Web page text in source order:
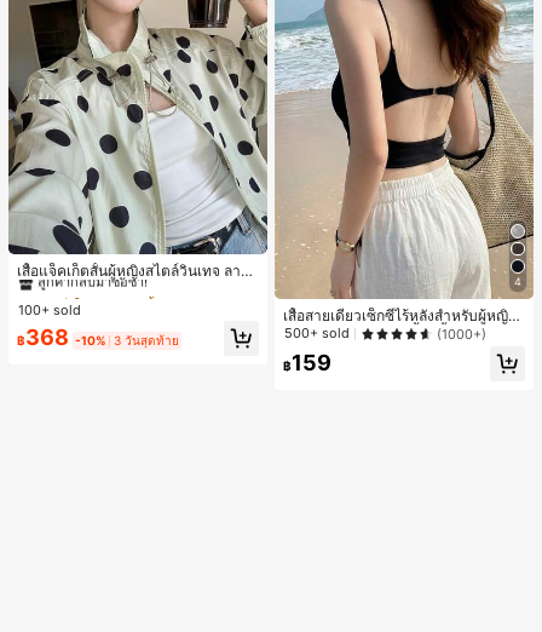
เสื้อแจ็คเก็ตสั้นผู้หญิงสไตล์วินเทจ ลายจุ
ดขนาดใหญ่ คอตั้ง เอวเข้ารูป แขนพอง
ทรงหลวม แฟชั่นอเนกประสงค์ สำหรับใ
#1 ขายดี
ใน กระเป๋า เสื้อคลุมลำลอง
ลูกค้ากลับมาซื้อซ้ำ!
#1 ขายดี ใน กระเป๋า เสื้อคลุมลำลอง
ลูกค้ากลับมาซื้อซ้ำ!
#1 ขายดี ใน กระเป๋า เสื้อคลุมลำลอง
ลูกค้ากลับมาซื้อซ้ำ!
#1 ขายดี
ใน กระเป๋า เสื้อคลุมลำลอง
100+ sold
฿368 -10% 3 วันสุดท้าย
4
เสื้อสายเดี่ยวเซ็กซี่ไร้หลังสำหรับผู้หญิง
พร้อมบราแบบมีฟองน้ำ, เสื้อกล้ามแขน
500+ sold (1000+)
฿159